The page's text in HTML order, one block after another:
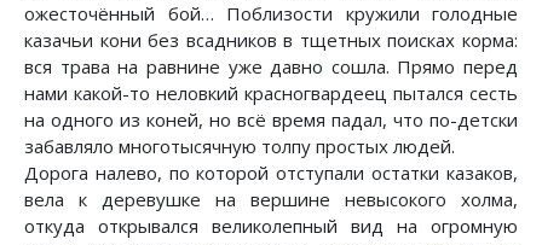
ожесточённый бой… Поблизости кружили голодные
казачьи кони без всадников в тщетных поисках корма:
вся трава на равнине уже давно сошла. Прямо перед
нами какой-то неловкий красногвардеец пытался сесть
на одного из коней, но всё время падал, что по-детски
забавляло многотысячную толпу простых людей.
Дорога налево, по которой отступали остатки казаков,
вела к деревушке на вершине невысокого холма,
откуда открывался великолепный вид на огромную